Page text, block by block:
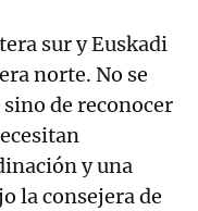
sur y Euskadi
norte. No se
de reconocer
y una
la consejera de